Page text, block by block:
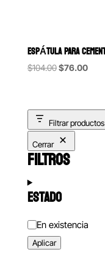
ESPÁTULA PARA
$104.00Original
$104.00.
$76.00
Filtrar productos
Cerrar
FILTROS
ESTADO
Estado
En existencia
Aplicar